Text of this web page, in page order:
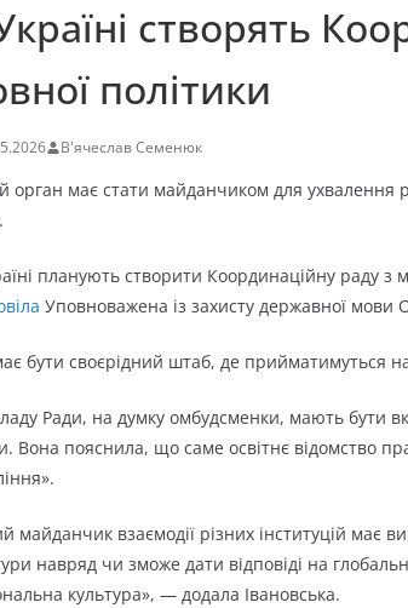
створять
політики
В'ячеслав Семенюк
орган має стати майданчиком для ухвалення
планують створити Координаційну раду з
Уповноважена із захисту державної мови
бути своєрідний штаб, де прийматимуться
Ради, на думку омбудсменки, мають бути
Вона пояснила, що саме освітнє відомство
майданчик взаємодії різних інституцій має
навряд чи зможе дати відповіді на
культура», — додала Івановська.